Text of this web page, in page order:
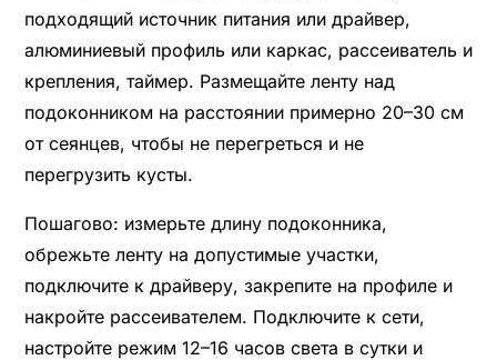
подходящий источник питания или драйвер,
алюминиевый профиль или каркас, рассеиватель и
крепления, таймер. Размещайте ленту над
подоконником на расстоянии примерно 20–30 см
от сеянцев, чтобы не перегреться и не
перегрузить кусты.
Пошагово: измерьте длину подоконника,
обрежьте ленту на допустимые участки,
подключите к драйверу, закрепите на профиле и
накройте рассеивателем. Подключите к сети,
настройте режим 12–16 часов света в сутки и